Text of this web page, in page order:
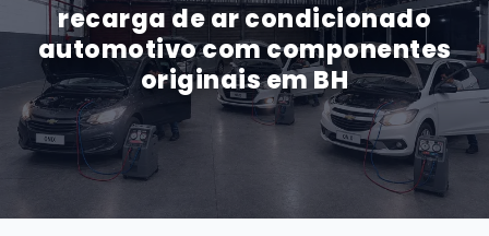
recarga de ar condicionado
automotivo com componentes
originais em BH